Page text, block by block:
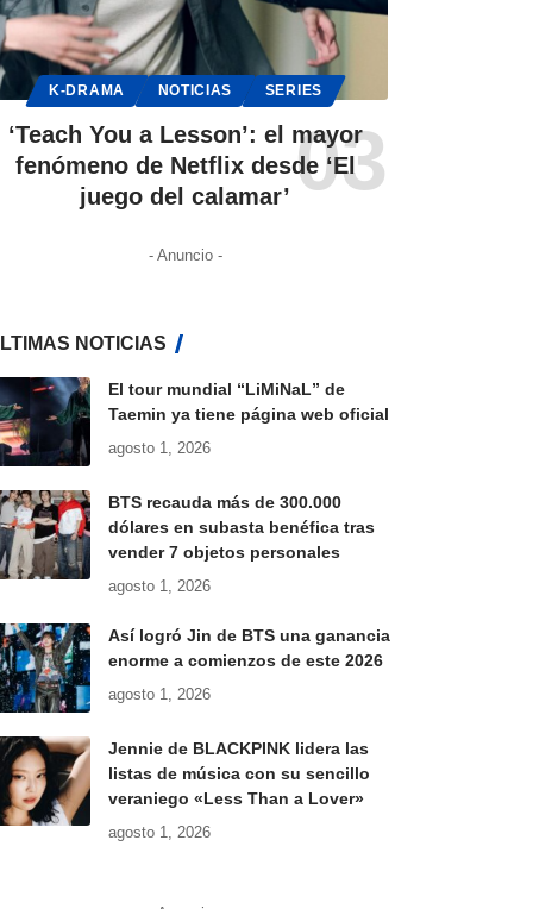
K-DRAMA NOTICIAS SERIES
‘Teach You a Lesson’: el mayor
fenómeno de Netflix desde ‘El
juego del calamar’
- Anuncio -
NOTICIAS
El tour mundial “LiMiNaL” de
Taemin ya tiene página web oficial
agosto 1, 2026
BTS recauda más de 300.000
dólares en subasta benéfica tras
vender 7 objetos personales
agosto 1, 2026
Así logró Jin de BTS una ganancia
enorme a comienzos de este 2026
agosto 1, 2026
Jennie de BLACKPINK lidera las
listas de música con su sencillo
veraniego «Less Than a Lover»
agosto 1, 2026